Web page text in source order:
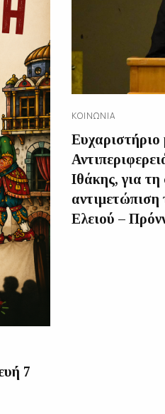
7
ΚΟΙΝΩΝΊΑ
Ιθάκης, για
Ελειού –